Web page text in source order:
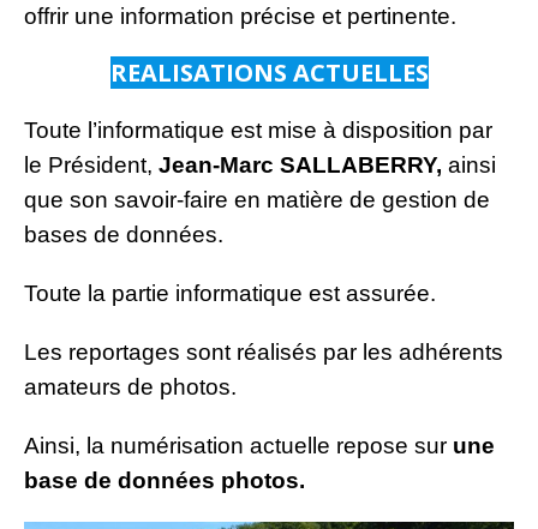
offrir une information précise et pertinente.
REALISATIONS ACTUELLES
Toute l’informatique est mise à disposition par
le Président, Jean-Marc SALLABERRY, ainsi
que son savoir-faire en matière de gestion de
bases de données.
Toute la partie informatique est assurée.
Les reportages sont réalisés par les adhérents
amateurs de photos.
Ainsi, la numérisation actuelle repose sur une
base de données photos.